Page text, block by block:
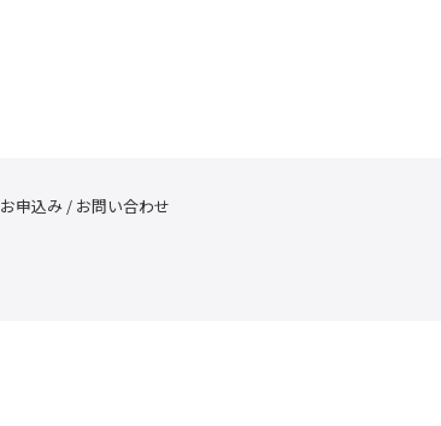
お申込み / お問い合わせ